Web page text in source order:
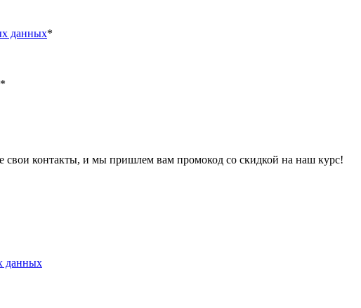
данных*
*
свои контакты, и мы пришлем вам промокод со скидкой на наш курс!
данных